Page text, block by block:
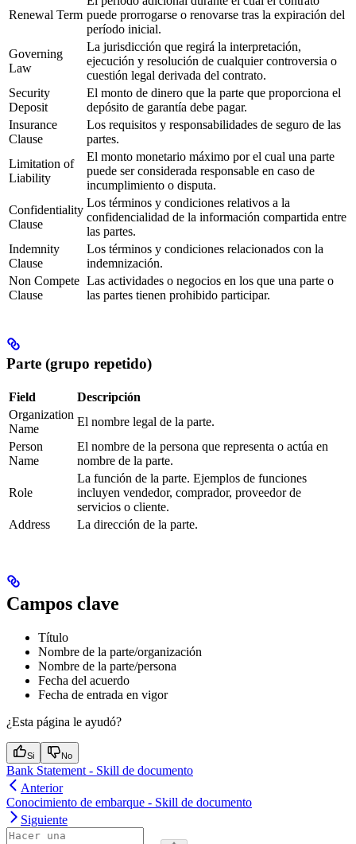
Renewal Term puede prorrogarse o renovarse tras la expiración del
período inicial.
Governing
Law
La jurisdicción que regirá la interpretación,
ejecución y resolución de cualquier controversia o
cuestión legal derivada del contrato.
Security
Deposit
El monto de dinero que la parte que proporciona el
depósito de garantía debe pagar.
Insurance
Clause
Los requisitos y responsabilidades de seguro de las
partes.
Limitation of
Liability
El monto monetario máximo por el cual una parte
puede ser considerada responsable en caso de
incumplimiento o disputa.
Confidentiality
Clause
Los términos y condiciones relativos a la
confidencialidad de la información compartida entre
las partes.
Indemnity
Clause
Los términos y condiciones relacionados con la
indemnización.
Non Compete
Clause
Las actividades o negocios en los que una parte o
las partes tienen prohibido participar.
Parte (grupo repetido)
Field
Descripción
Organization
Name
El nombre legal de la parte.
Person
Name
El nombre de la persona que representa o actúa en
nombre de la parte.
Role
La función de la parte. Ejemplos de funciones
incluyen vendedor, comprador, proveedor de
servicios o cliente.
Address
La dirección de la parte.
Campos clave
Título
Nombre de la parte/organización
Nombre de la parte/persona
Fecha del acuerdo
Fecha de entrada en vigor
¿Esta página le ayudó?
Si No
Bank Statement - Skill de documento
Anterior
Conocimiento de embarque - Skill de documento
Siguiente